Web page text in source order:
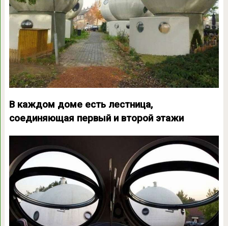
В каждом доме есть лестница,
соединяющая первый и второй этажи